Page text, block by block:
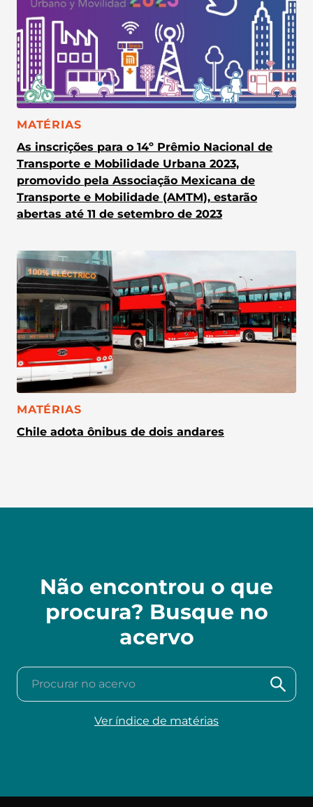
CATEGORIA:
MATÉRIAS
As inscrições para o 14º Prêmio Nacional de
Transporte e Mobilidade Urbana 2023,
promovido pela Associação Mexicana de
Transporte e Mobilidade (AMTM), estarão
abertas até 11 de setembro de 2023
CATEGORIA:
MATÉRIAS
Chile adota ônibus de dois andares
Não encontrou o que
procura? Busque no
acervo
Procurar no acervo
Ver índice de matérias